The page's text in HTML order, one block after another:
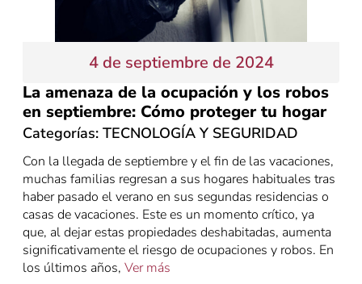
4 de septiembre de 2024
La amenaza de la ocupación y los robos
en septiembre: Cómo proteger tu hogar
Categorías: TECNOLOGÍA Y SEGURIDAD
Con la llegada de septiembre y el fin de las vacaciones,
muchas familias regresan a sus hogares habituales tras
haber pasado el verano en sus segundas residencias o
casas de vacaciones. Este es un momento crítico, ya
que, al dejar estas propiedades deshabitadas, aumenta
significativamente el riesgo de ocupaciones y robos. En
los últimos años, Ver más